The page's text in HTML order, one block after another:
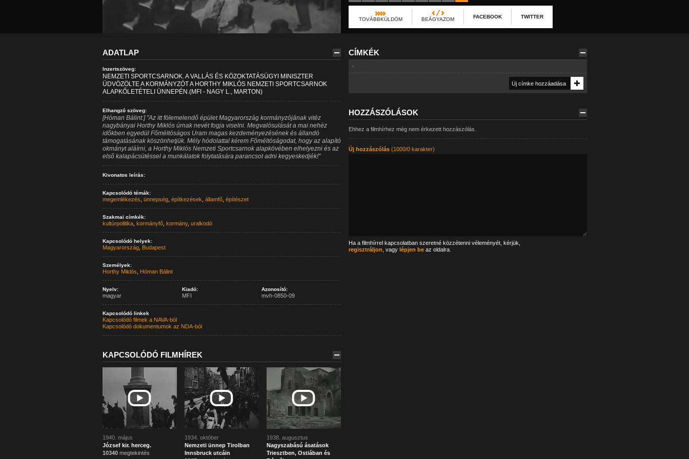
TOVÁBBKÜLDÖM BEÁGYAZOM FACEBOOK TWITTER
ADATLAP
Inzertszöveg:
NEMZETI SPORTCSARNOK. A VALLÁS ÉS KÖZOKTATÁSÜGYI MINISZTER
ÜDVÖZÖLTE A KORMÁNYZÓT A HORTHY MIKLÓS NEMZETI SPORTCSARNOK
ALAPKŐLETÉTELI ÜNNEPÉN.(MFI - NAGY L., MARTON)
Elhangzó szöveg:
[Hóman Bálint:] "Az itt fölemelendő épület Magyarország kormányzójának vitéz
nagybányai Horthy Miklós úrnak nevét fogja viselni. Megvalósulását a mai nehéz
időkben egyedül Főméltóságos Uram magas kezdeményezésének és állandó
támogatásának köszönhetjük. Mély hódolattal kérem Főméltóságodat, hogy az alapító
okmányt aláírni, a Horthy Miklós Nemzeti Sportcsarnok alapkövében elhelyezni és az
első kalapácsütéssel a munkálatok folytatására parancsot adni kegyeskedjék!"
Kivonatos leírás:
Kapcsolódó témák:
megemlékezés ünnepség, építkezések államfő, építészet
Szakmai címkék:
kultúrpolitika, kormányfő, kormány, uralkodó
Kapcsolódó helyek:
Magyarország, Budapest
Személyek:
Horthy Miklós Hóman Bálint
Nyelv:
magyar
Kiadó:
MFI
Azonosító:
mvh-0850-09
Kapcsolódó linkek
Kapcsolódó filmek a NAVA-ból
Kapcsolódó dokumentumok az NDA-ból
KAPCSOLÓDÓ FILMHÍREK
1940. május
József kir. herceg.
10340megtekintés
1934. október
Nemzeti ünnep Tirolban
Innsbruck utcáin
1938. augusztus
Nagyszabású ásatások
Triesztben, Ostiában és
CÍMKÉK
-
HOZZÁSZÓLÁSOK
Ehhez a filmhírhez még nem érkezett hozzászólás.
Új hozzászólás(1000/0 karakter)
Ha a filmhírrel kapcsolatban szeretné közzétenni véleményét, kérjük,
regisztráljon , vagy lépjen beaz oldalra.